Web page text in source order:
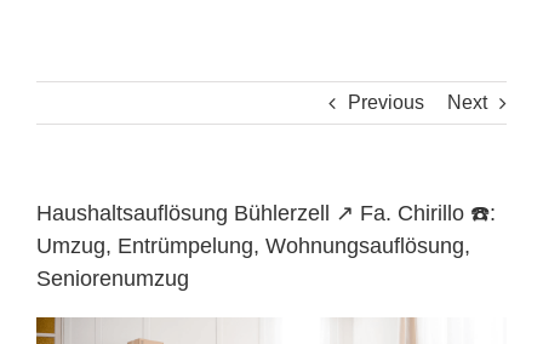
Previous Next
Haushaltsauflösung Bühlerzell ↗️ Fa. Chirillo ☎️:
Umzug, Entrümpelung, Wohnungsauflösung,
Seniorenumzug